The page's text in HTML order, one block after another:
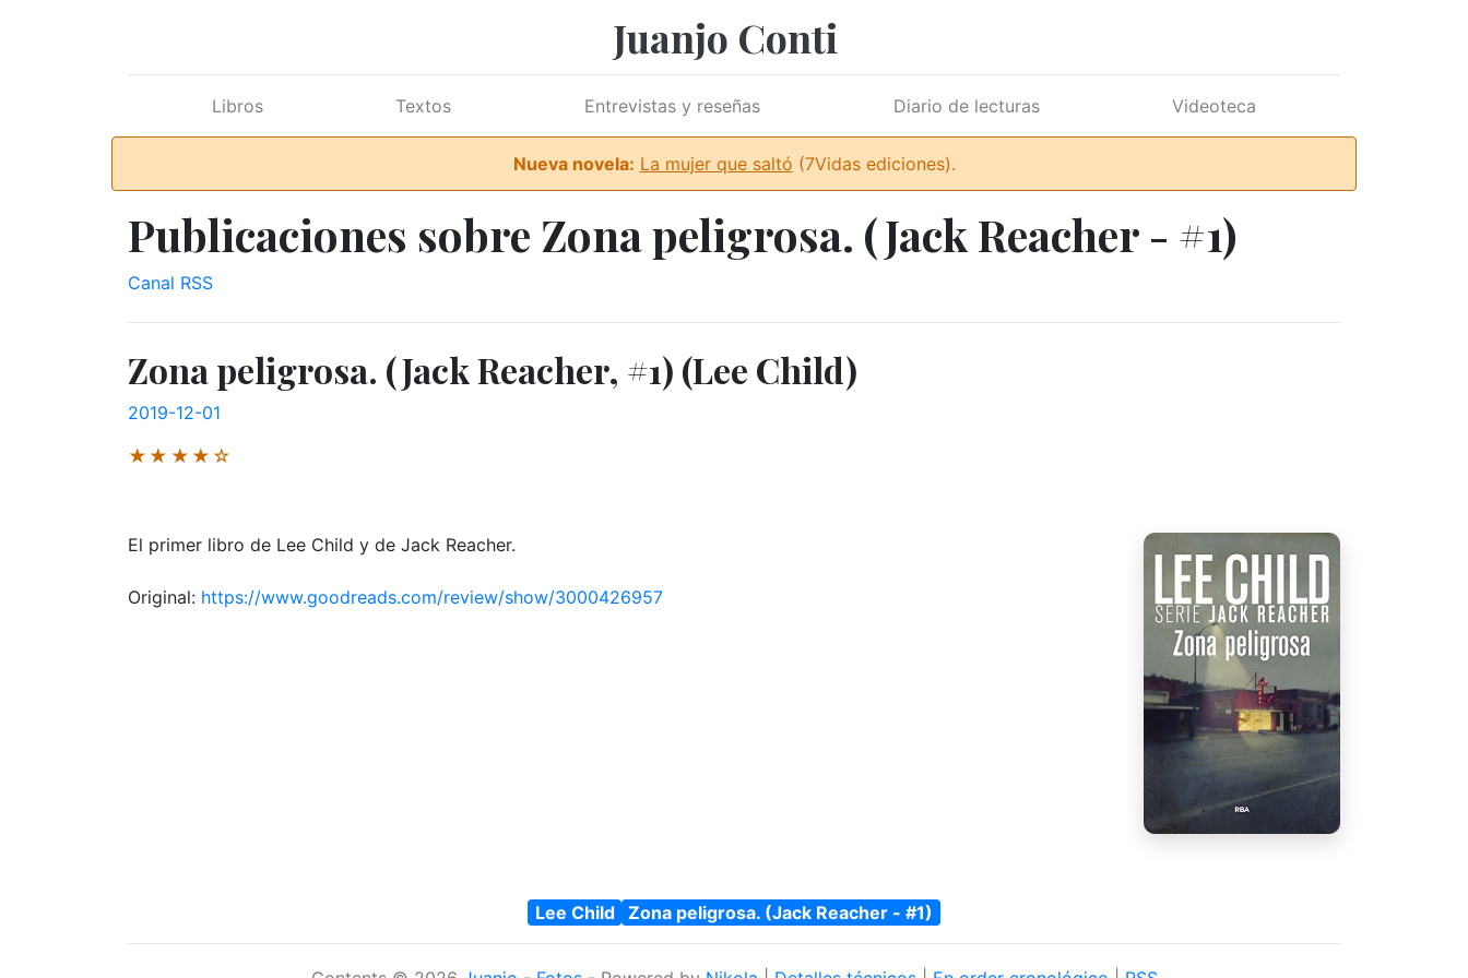
Juanjo Conti
Libros Textos Entrevistas y reseñas Diario de lecturas Videoteca
Nueva novela: La mujer que saltó (7Vidas ediciones).
Publicaciones sobre Zona peligrosa. (Jack Reacher - #1)
Canal RSS
Zona peligrosa. (Jack Reacher, #1) (Lee Child)
2019-12-01
★★★★☆
El primer libro de Lee Child y de Jack Reacher.
Original: https://www.goodreads.com/review/show/3000426957
Lee Child Zona peligrosa. (Jack Reacher - #1)